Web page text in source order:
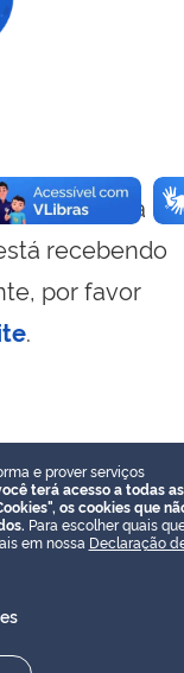
essa
recebendo
por favor
.
e prover serviços
terá acesso a todas as
os cookies que
Para escolher quais
em nossa Declaração